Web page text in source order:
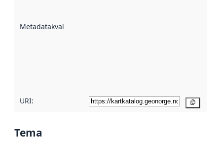
Metadatakvalitet
URI:
Tema